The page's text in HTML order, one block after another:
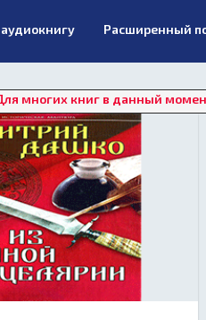
Расширенный
книг в данный момент